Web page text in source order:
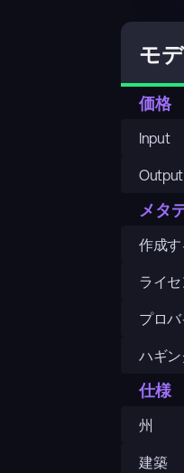
モ
価格
Input
Output
メタ
作成す
ライ
プロ
ハギ
仕様
州
建築